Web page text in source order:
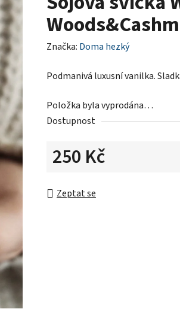
Značka: Doma hezký
Podmanivá luxusní vanilka.
Položka byla vyprodána…
Dostupnost
250 Kč
Zeptat se